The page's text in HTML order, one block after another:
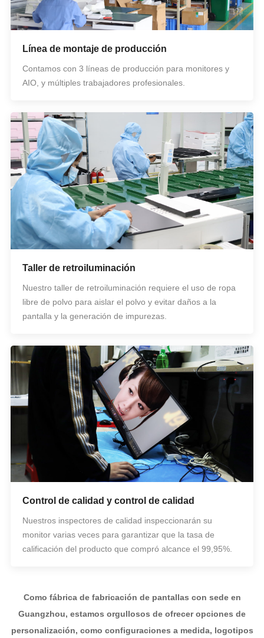
Línea de montaje de producción
Contamos con 3 líneas de producción para monitores y
AIO, y múltiples trabajadores profesionales.
Taller de retroiluminación
Nuestro taller de retroiluminación requiere el uso de ropa
libre de polvo para aislar el polvo y evitar daños a la
pantalla y la generación de impurezas.
Control de calidad y control de calidad
Nuestros inspectores de calidad inspeccionarán su
monitor varias veces para garantizar que la tasa de
calificación del producto que compró alcance el 99,95%.
Como fábrica de fabricación de pantallas con sede en
Guangzhou, estamos orgullosos de ofrecer opciones de
personalización, como configuraciones a medida, logotipos